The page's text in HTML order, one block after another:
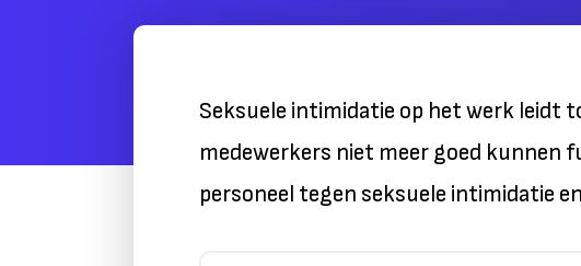
Seksuele intimidatie op het werk leidt
medewerkers niet meer goed kunnen
personeel tegen seksuele intimidatie